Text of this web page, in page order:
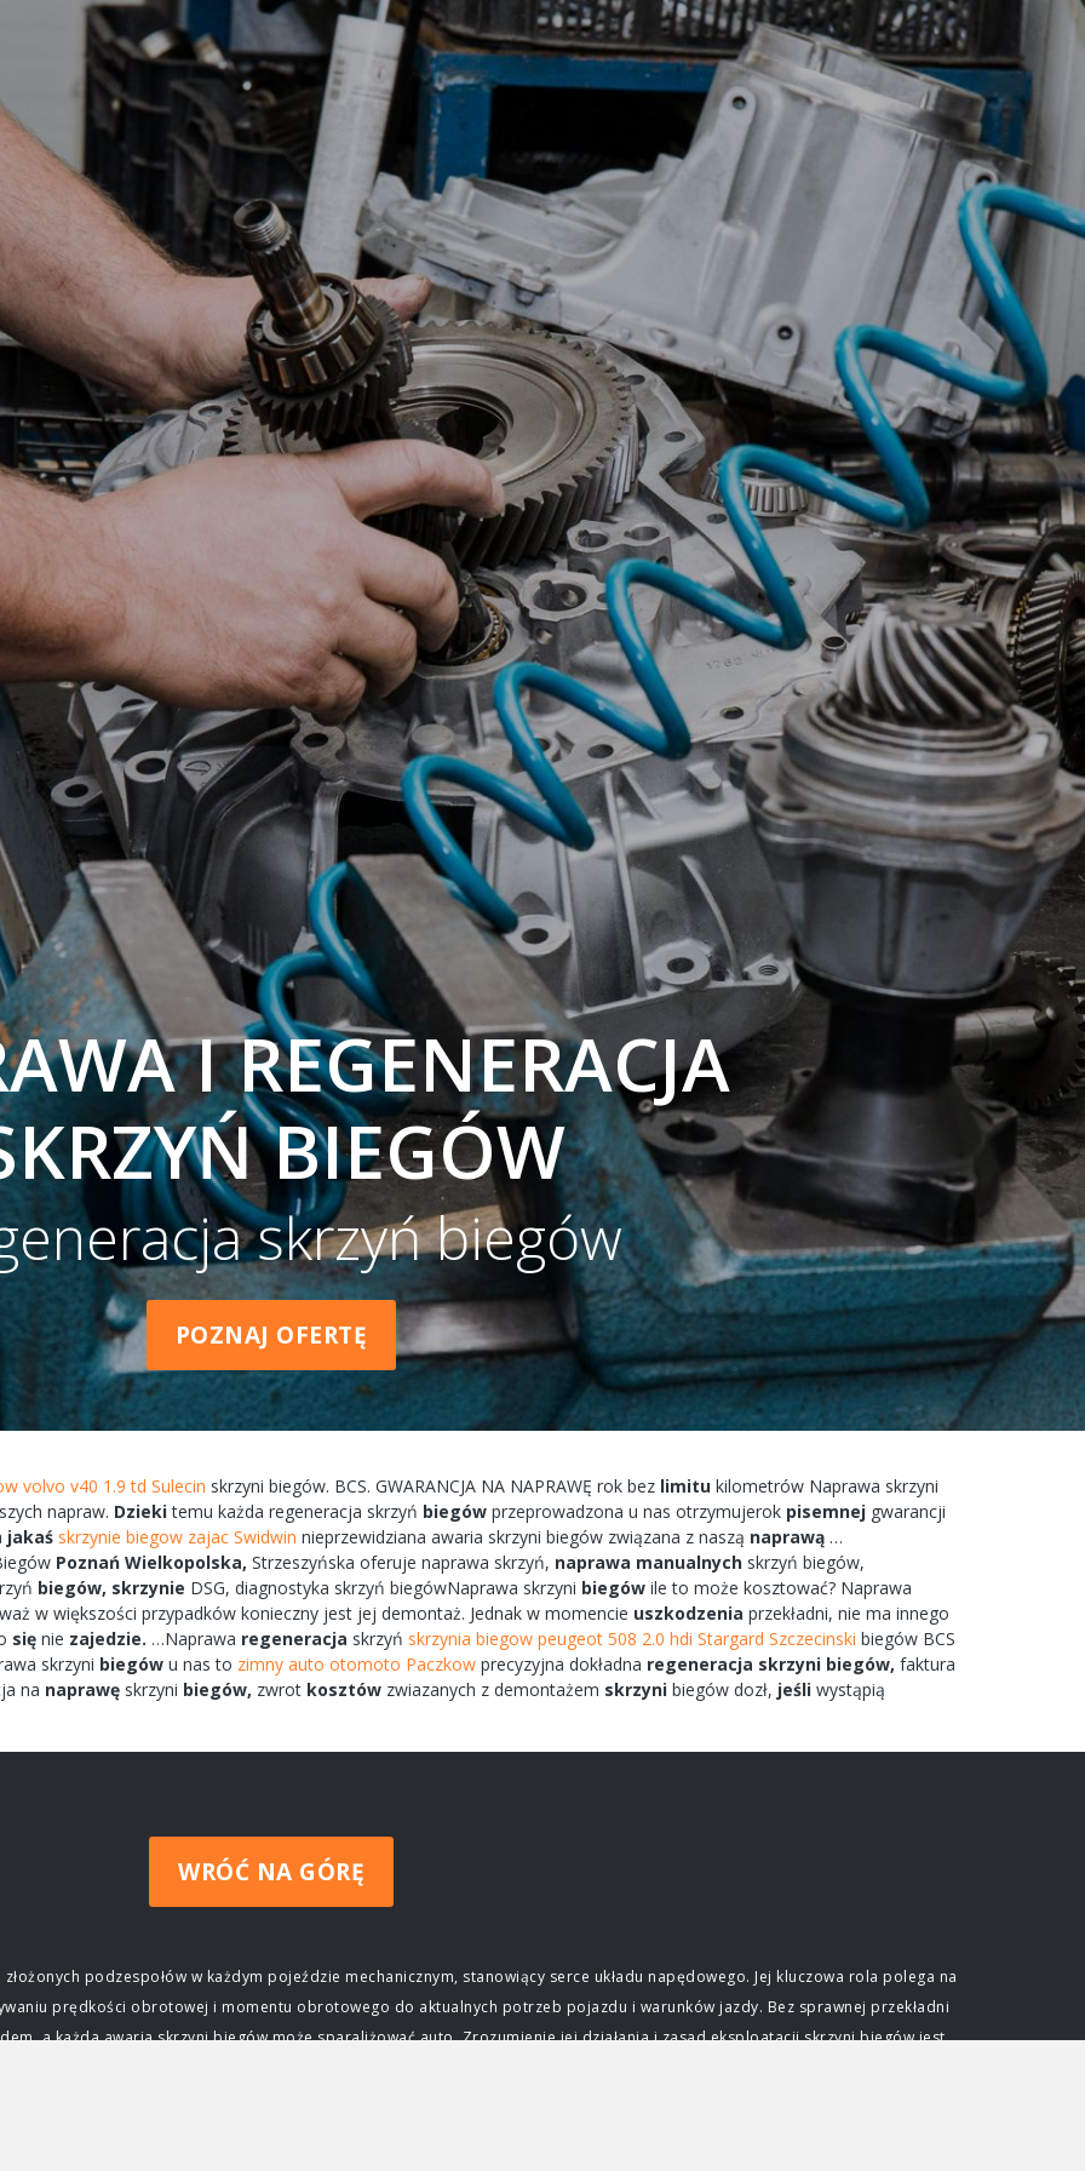
I REGENERACJA
BIEGÓW
skrzyń biegów
POZNAJ OFERTĘ
volvo v40 1.9 td Sulecin skrzyni biegów. BCS. GWARANCJA NA NAPRAWĘ rok bez limitu kilometrów Naprawa skrzyni
napraw. Dziekitemu każda regeneracja skrzyń biegów przeprowadzona u nas otrzymujerok pisemnej gwarancji
jakaś skrzynie biegow zajac Swidwin nieprzewidziana awaria skrzyni biegów związana z naszą naprawą …
Poznań Wielkopolska, Strzeszyńska oferuje naprawa skrzyń, naprawa manualnych skrzyń biegów,
biegów, skrzynie DSG, diagnostyka skrzyń biegówNaprawa skrzyni biegów ile to może kosztować? Naprawa
w większości przypadków konieczny jest jej demontaż. Jednak w momencie uszkodzenia przekładni, nie ma innego
się nie zajedzie. …Naprawa regeneracja skrzyń skrzynia biegow peugeot 508 2.0 hdi Stargard Szczecinski biegów BCS
skrzyni biegów u nas to zimny auto otomoto Paczkow precyzyjna dokładna regeneracja skrzyni biegów, faktura
na naprawę skrzyni biegów, zwrot kosztów zwiazanych z demontażem skrzyni biegów dozł, jeśli wystąpią
WRÓĆ NA GÓRĘ
podzespołów w każdym pojeździe mechanicznym, stanowiący serce układu napędowego. Jej kluczowa rola polega na
prędkości obrotowej i momentu obrotowego do aktualnych potrzeb pojazdu i warunków jazdy. Bez sprawnej przekładni
a każda awaria skrzyni biegów może sparaliżować auto. Zrozumienie jej działania i zasad eksploatacji skrzyni biegów jest